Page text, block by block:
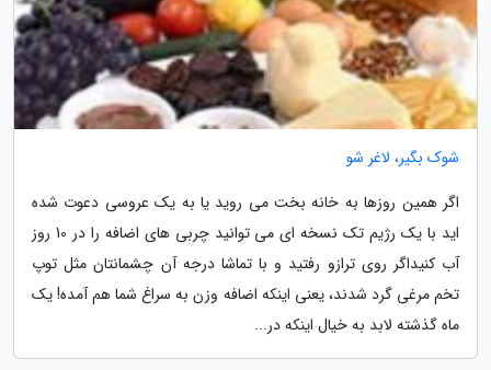
شوک بگیر، لاغر شو
اگر همین روزها به خانه بخت می روید یا به یک عروسی دعوت شده
اید با یک رژیم تک نسخه ای می توانید چربی های اضافه را در 10 روز
آب کنیداگر روی ترازو رفتید و با تماشا درجه آن چشمانتان مثل توپ
تخم مرغی گرد شدند، یعنی اینکه اضافه وزن به سراغ شما هم آمده! یک
ماه گذشته لابد به خیال اینکه در...